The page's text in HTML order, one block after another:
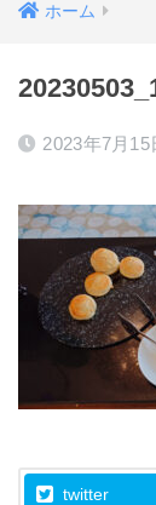
ホーム
2023年7月15
twitter